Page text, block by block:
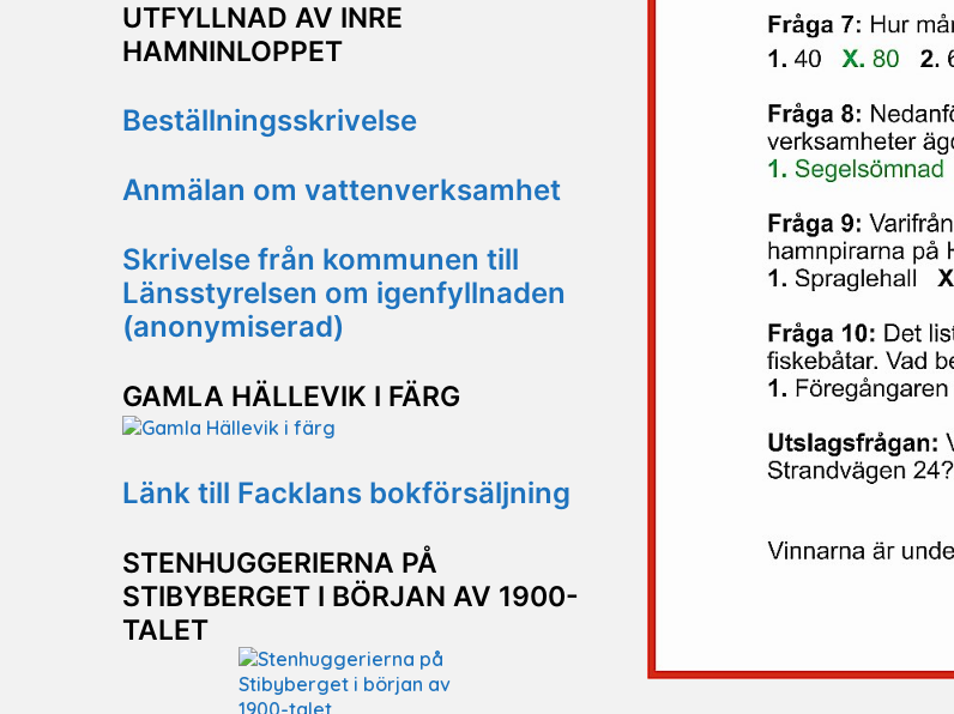
UTFYLLNAD AV INRE
HAMNINLOPPET
Beställningsskrivelse
Anmälan om vattenverksamhet
Skrivelse från kommunen till
Länsstyrelsen om igenfyllnaden
(anonymiserad)
GAMLA HÄLLEVIK I FÄRG
Länk till Facklans bokförsäljning
STENHUGGERIERNA PÅ
STIBYBERGET I BÖRJAN AV 1900-
TALET